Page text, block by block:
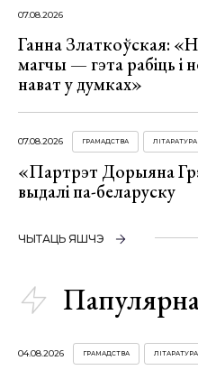
07.08.2026
Ганна Златкоўская:
магчы — гэта рабіць і
нават у думках»
07.08.2026 ГРАМАДСТВА ЛІТАРАТУРА
«Партрэт Дорыяна
выдалі па-беларуску
ЧЫТАЦЬ ЯШЧЭ
04.08.2026 ГРАМАДСТВА ЛІТАРАТУРА